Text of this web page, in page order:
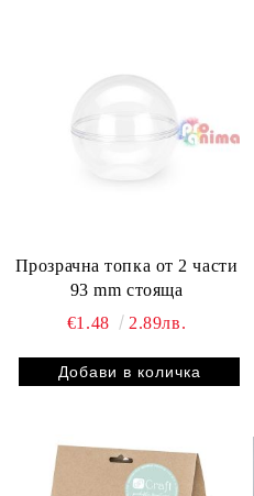
Прозрачна топка от 2 части
93 mm стояща
€1.48
2.89лв.